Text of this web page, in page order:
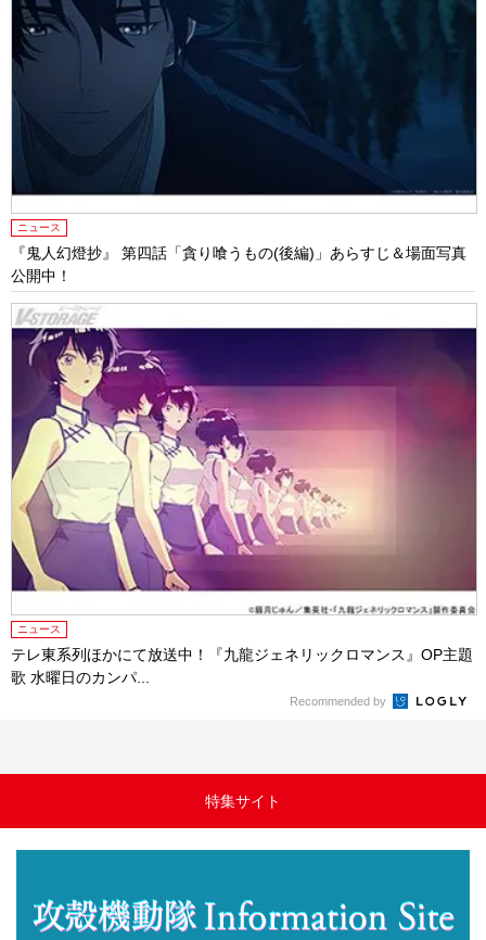
ニュース
『鬼人幻燈抄』 第四話「貪り喰うもの(後編)」あらすじ＆場面写真
公開中！
ニュース
テレ東系列ほかにて放送中！『九龍ジェネリックロマンス』OP主題
歌 水曜日のカンパ...
Recommended by
特集サイト